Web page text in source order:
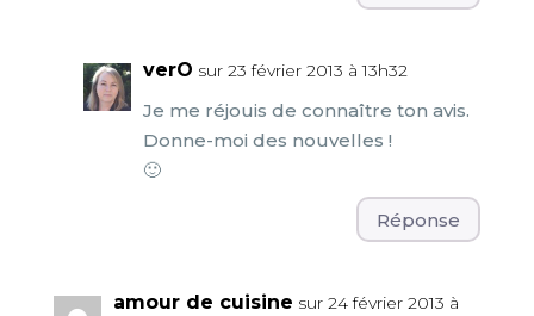
verO sur 23 février 2013 à 13h32
Je me réjouis de connaître ton avis.
Donne-moi des nouvelles !
🙂
Réponse
amour de cuisine sur 24 février 2013 à